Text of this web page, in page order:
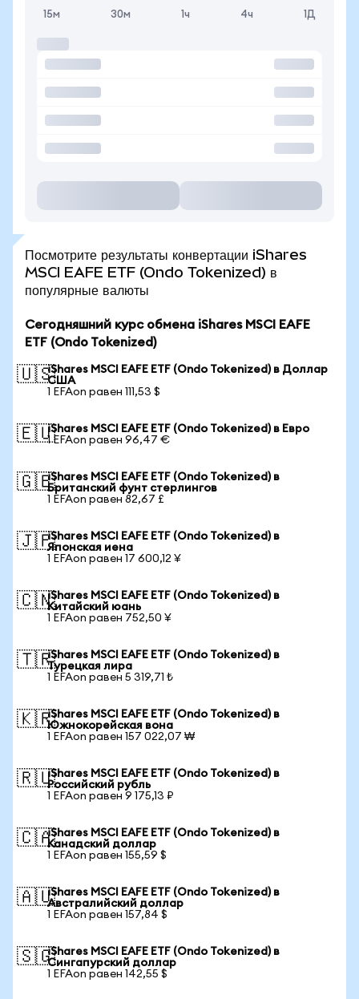
15м 30м 1ч 4ч 1Д
Посмотрите результаты конвертации iShares
MSCI EAFE ETF (Ondo Tokenized) в
популярные валюты
Сегодняшний курс обмена iShares MSCI EAFE
ETF (Ondo Tokenized)
🇺🇸iShares MSCI EAFE ETF (Ondo Tokenized) в Доллар
США
1 EFAon равен 111,53 $
🇪🇺iShares MSCI EAFE ETF (Ondo Tokenized) в Евро
1 EFAon равен 96,47 €
🇬🇧iShares MSCI EAFE ETF (Ondo Tokenized) в
Британский фунт стерлингов
1 EFAon равен 82,67 £
🇯🇵iShares MSCI EAFE ETF (Ondo Tokenized) в
Японская иена
1 EFAon равен 17 600,12 ¥
🇨🇳iShares MSCI EAFE ETF (Ondo Tokenized) в
Китайский юань
1 EFAon равен 752,50 ¥
🇹🇷iShares MSCI EAFE ETF (Ondo Tokenized) в
Турецкая лира
1 EFAon равен 5 319,71 ₺
🇰🇷iShares MSCI EAFE ETF (Ondo Tokenized) в
Южнокорейская вона
1 EFAon равен 157 022,07 ₩
🇷🇺iShares MSCI EAFE ETF (Ondo Tokenized) в
Российский рубль
1 EFAon равен 9 175,13 ₽
🇨🇦iShares MSCI EAFE ETF (Ondo Tokenized) в
Канадский доллар
1 EFAon равен 155,59 $
🇦🇺iShares MSCI EAFE ETF (Ondo Tokenized) в
Австралийский доллар
1 EFAon равен 157,84 $
🇸🇬iShares MSCI EAFE ETF (Ondo Tokenized) в
Сингапурский доллар
1 EFAon равен 142,55 $